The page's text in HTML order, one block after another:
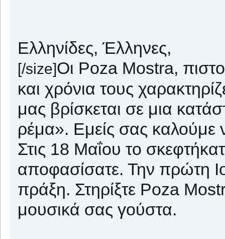
Ελληνίδες, Έλληνες,
[/size]Οι Poza Mostra,
και χρόνια τους
μας βρίσκεται σε μια
ρέμα». Εμείς σας
Στις 18 Μαΐου το
αποφασίσατε. Την πρώτη
πράξη. Στηρίξτε Poza
μουσικά σας γούστα.